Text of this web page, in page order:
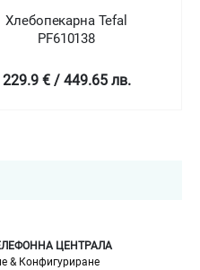
Хлебопекарна Tefal
PF611838
255.5 € / 499.71 лв.
ЦЕНТРАЛА
& Конфигуриране